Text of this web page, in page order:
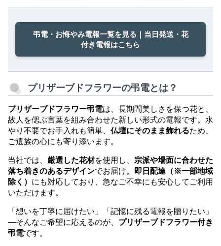
弔電・お悔やみ電報一覧を見る｜当日発送・花
付き電報はこちら
プリザーブドフラワーの弔電とは？
プリザーブドフラワー弔電は、長期間美しさを保つ花と、
故人を偲ぶ言葉を組み合わせた新しい形式の電報です。水
やり不要でお手入れも簡単、 仏壇にそのまま飾れるため、
ご遺族の心にも寄り添います。
当社では、 厳選した花材を使用し、 宗派や場面に合わせた
落ち着きのあるデザインでお届け。
即日配達（※一部地域
除く） にも対応しており、急なご不幸にも安心してご利用
いただけます。
「想いを丁寧に届けたい」「記憶に残る電報を贈りたい」
―そんなご希望に応えるのが、 プリザーブドフラワー付き
弔電です。